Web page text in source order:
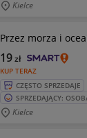
Kielce
Przez morza i
KUP TERAZ
19zł
CZĘSTO SPRZEDAJE
SPRZEDAJĄCY:
Kielce